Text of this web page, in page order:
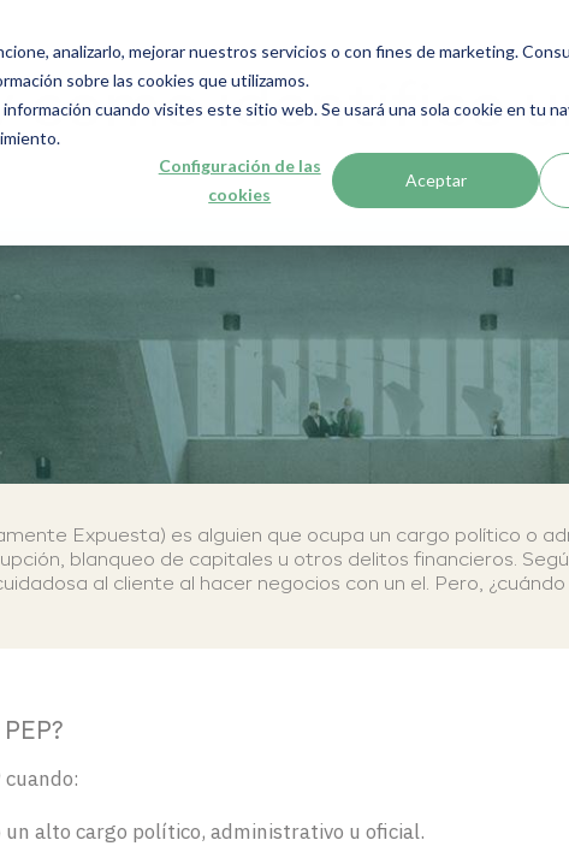
analizarlo, mejorar nuestros servicios o con fines de marketing.
sobre las cookies que utilizamos.
cuando visites este sitio web. Se usará una sola cookie en tu
Configuración de las
cookies
Aceptar
cómo identifico
Expuesta) es alguien que ocupa un cargo político o
blanqueo de capitales u otros delitos financieros.
al cliente al hacer negocios con un el. Pero,
un alto cargo político, administrativo u oficial.